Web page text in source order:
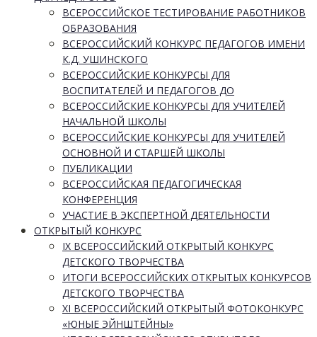
ВСЕРОССИЙСКОЕ ТЕСТИРОВАНИЕ РАБОТНИКОВ
ОБРАЗОВАНИЯ
ВСЕРОССИЙСКИЙ КОНКУРС ПЕДАГОГОВ ИМЕНИ
К.Д. УШИНСКОГО
ВСЕРОССИЙСКИЕ КОНКУРСЫ ДЛЯ
ВОСПИТАТЕЛЕЙ И ПЕДАГОГОВ ДО
ВСЕРОССИЙСКИЕ КОНКУРСЫ ДЛЯ УЧИТЕЛЕЙ
НАЧАЛЬНОЙ ШКОЛЫ
ВСЕРОССИЙСКИЕ КОНКУРСЫ ДЛЯ УЧИТЕЛЕЙ
ОСНОВНОЙ И СТАРШЕЙ ШКОЛЫ
ПУБЛИКАЦИИ
ВСЕРОССИЙСКАЯ ПЕДАГОГИЧЕСКАЯ
КОНФЕРЕНЦИЯ
УЧАСТИЕ В ЭКСПЕРТНОЙ ДЕЯТЕЛЬНОСТИ
ОТКРЫТЫЙ КОНКУРС
IX ВСЕРОССИЙСКИЙ ОТКРЫТЫЙ КОНКУРС
ДЕТСКОГО ТВОРЧЕСТВА
ИТОГИ ВСЕРОССИЙСКИХ ОТКРЫТЫХ КОНКУРСОВ
ДЕТСКОГО ТВОРЧЕСТВА
XI ВСЕРОССИЙСКИЙ ОТКРЫТЫЙ ФОТОКОНКУРС
«ЮНЫЕ ЭЙНШТЕЙНЫ»